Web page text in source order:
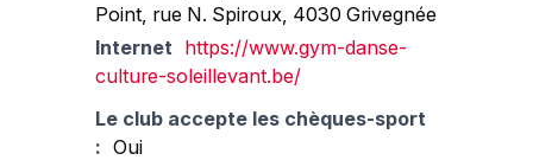
Point, rue N. Spiroux, 4030 Grivegnée
Internet https://www.gym-danse-
culture-soleillevant.be/
Le club accepte les chèques-sport
: Oui